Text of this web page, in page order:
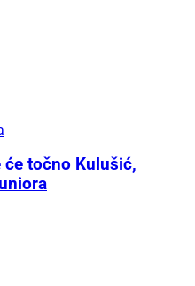
će točno Kulušić,